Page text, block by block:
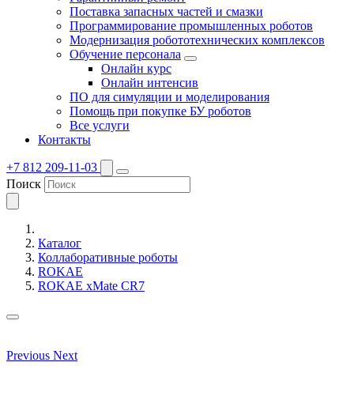
Поставка запасных частей и смазки
Программирование промышленных роботов
Модернизация робототехнических комплексов
Обучение персонала
Онлайн курс
Онлайн интенсив
ПО для симуляции и моделирования
Помощь при покупке БУ роботов
Все услуги
Контакты
+7 812 209-11-03
Поиск
Каталог
Коллаборативные роботы
ROKAE
ROKAE xMate CR7
Previous Next